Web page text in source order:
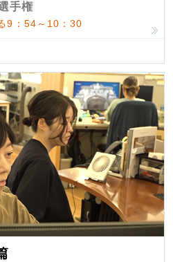
手権
9：54～10：30